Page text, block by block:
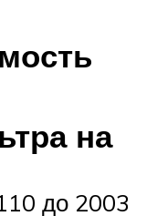
на
до 2003